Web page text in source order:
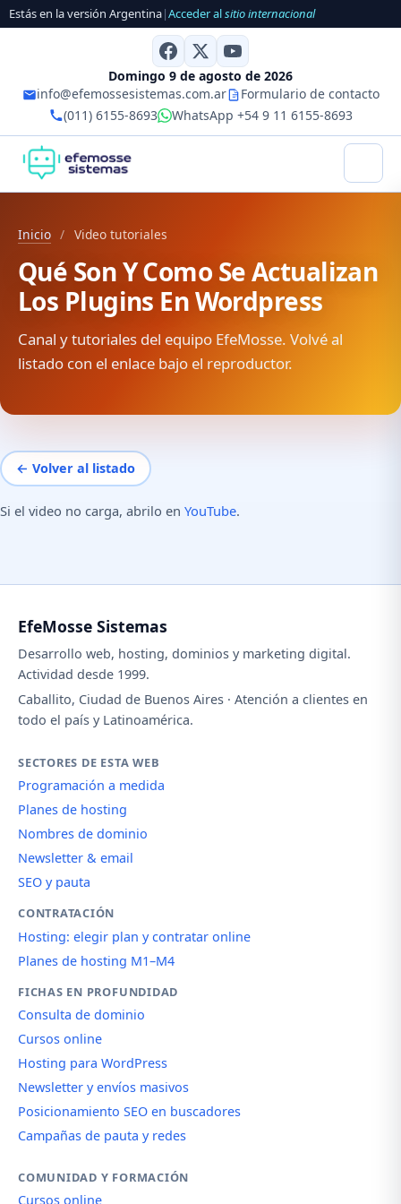
Estás en la versión Argentina|Acceder alsitio internacional
Domingo 9 de agosto de 2026
info@efemossesistemas.com.ar
Formulario de contacto
(011) 6155-8693
WhatsApp +54 9 11 6155-8693
Inicio / Video tutoriales
Qué Son Y Como Se Actualizan
Los Plugins En Wordpress
Canal y tutoriales del equipo EfeMosse. Volvé al
listado con el enlace bajo el reproductor.
← Volver al listado
Si el video no carga, abrilo en YouTube.
EfeMosse Sistemas
Desarrollo web, hosting, dominios y marketing digital.
Actividad desde 1999.
Caballito, Ciudad de Buenos Aires · Atención a clientes en
todo el país y Latinoamérica.
SECTORES DE ESTA WEB
Programación a medida
Planes de hosting
Nombres de dominio
Newsletter & email
SEO y pauta
CONTRATACIÓN
Hosting: elegir plan y contratar online
Planes de hosting M1–M4
FICHAS EN PROFUNDIDAD
Consulta de dominio
Cursos online
Hosting para WordPress
Newsletter y envíos masivos
Posicionamiento SEO en buscadores
Campañas de pauta y redes
COMUNIDAD Y FORMACIÓN
Cursos online